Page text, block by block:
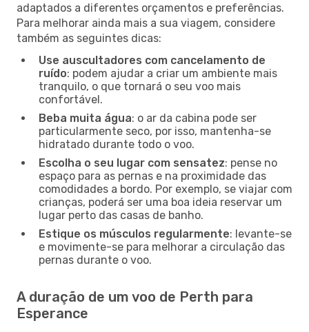
adaptados a diferentes orçamentos e preferências.
Para melhorar ainda mais a sua viagem, considere
também as seguintes dicas:
Use auscultadores com cancelamento de
ruído: podem ajudar a criar um ambiente mais
tranquilo, o que tornará o seu voo mais
confortável.
Beba muita água: o ar da cabina pode ser
particularmente seco, por isso, mantenha-se
hidratado durante todo o voo.
Escolha o seu lugar com sensatez: pense no
espaço para as pernas e na proximidade das
comodidades a bordo. Por exemplo, se viajar com
crianças, poderá ser uma boa ideia reservar um
lugar perto das casas de banho.
Estique os músculos regularmente: levante-se
e movimente-se para melhorar a circulação das
pernas durante o voo.
A duração de um voo de Perth para
Esperance